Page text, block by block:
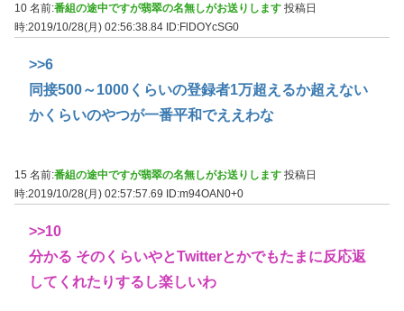
10 名前:番組の途中ですが翡翠の名無しがお送りします 投稿日
時:2019/10/28(月) 02:56:38.84 ID:FlDOYcSG0
>>6
同接500～1000くらいの登録者1万超えるか超えない
かくらいのやつが一番平和でええわな
15 名前:番組の途中ですが翡翠の名無しがお送りします 投稿日
時:2019/10/28(月) 02:57:57.69 ID:m94OAN0+0
>>10
分かる そのくらいやとTwitterとかでもたまに反応返
してくれたりするし楽しいわ